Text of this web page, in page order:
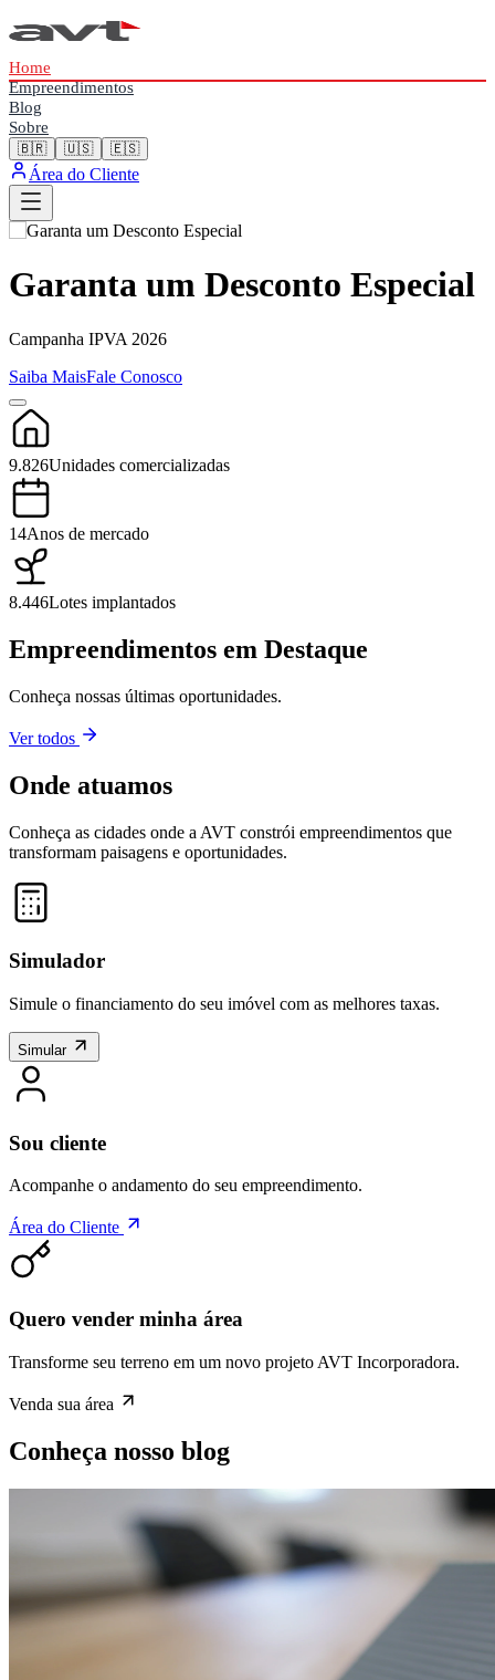
Home
Empreendimentos
Blog
Sobre
🇧🇷 🇺🇸 🇪🇸
Área do Cliente
Garanta um Desconto Especial
Campanha IPVA 2026
Saiba MaisFale Conosco
9.826Unidades comercializadas
14Anos de mercado
8.446Lotes implantados
Empreendimentos em Destaque
Conheça nossas últimas oportunidades.
Ver todos
Onde atuamos
Conheça as cidades onde a AVT constrói empreendimentos que
transformam paisagens e oportunidades.
+
Simulador
Simule o financiamento do seu imóvel com as melhores taxas.
Simular
Sou cliente
Acompanhe o andamento do seu empreendimento.
Área do Cliente
Quero vender minha área
Transforme seu terreno em um novo projeto AVT Incorporadora.
Venda sua área
Conheça nosso blog